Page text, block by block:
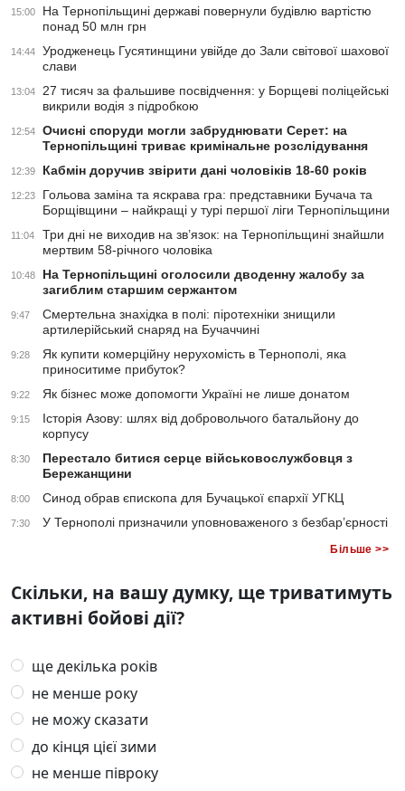
15:00
На Тернопільщині державі повернули будівлю вартістю
понад 50 млн грн
14:44
Уродженець Гусятинщини увійде до Зали світової шахової
слави
13:04
27 тисяч за фальшиве посвідчення: у Борщеві поліцейські
викрили водія з підробкою
12:54
Очисні споруди могли забруднювати Серет: на
Тернопільщині триває кримінальне розслідування
12:39 Кабмін доручив звірити дані чоловіків 18-60 років
12:23
Гольова заміна та яскрава гра: представники Бучача та
Борщівщини – найкращі у турі першої ліги Тернопільщини
11:04
Три дні не виходив на зв’язок: на Тернопільщині знайшли
мертвим 58-річного чоловіка
10:48
На Тернопільщині оголосили дводенну жалобу за
загиблим старшим сержантом
9:47
Смертельна знахідка в полі: піротехніки знищили
артилерійський снаряд на Бучаччині
9:28
Як купити комерційну нерухомість в Тернополі, яка
приноситиме прибуток?
9:22 Як бізнес може допомогти Україні не лише донатом
9:15
Історія Азову: шлях від добровольчого батальйону до
корпусу
8:30
Перестало битися серце військовослужбовця з
Бережанщини
8:00 Синод обрав єпископа для Бучацької єпархії УГКЦ
7:30 У Тернополі призначили уповноваженого з безбар’єрності
Більше >>
Скільки, на вашу думку, ще триватимуть
активні бойові дії?
ще декілька років
не менше року
не можу сказати
до кінця цієї зими
не менше півроку